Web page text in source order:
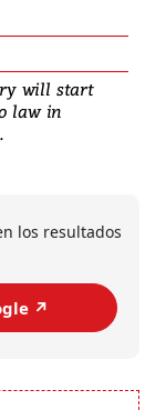
will start
law in
los resultados
↗️